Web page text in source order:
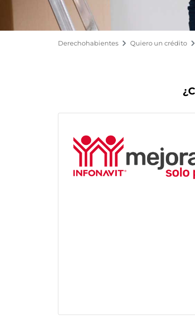
Derechohabientes Quiero un crédito